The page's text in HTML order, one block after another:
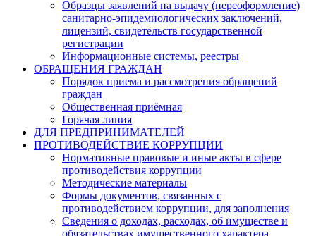
Образцы заявлений на выдачу (переоформление)
санитарно-эпидемиологических заключений,
лицензий, свидетельств государственной
регистрации
Информационные системы, реестры
ОБРАЩЕНИЯ ГРАЖДАН
Порядок приема и рассмотрения обращений
граждан
Общественная приёмная
Горячая линия
ДЛЯ ПРЕДПРИНИМАТЕЛЕЙ
ПРОТИВОДЕЙСТВИЕ КОРРУПЦИИ
Нормативные правовые и иные акты в сфере
противодействия коррупции
Методические материалы
Формы документов, связанных с
противодействием коррупции, для заполнения
Сведения о доходах, расходах, об имуществе и
обязательствах имущественного характера